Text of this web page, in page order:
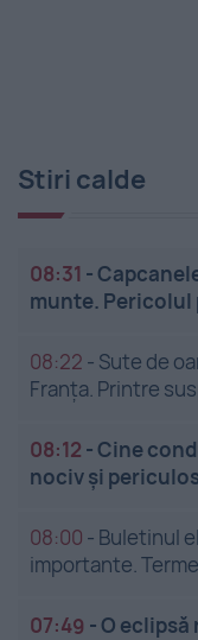
Stiri calde
08:31 -
munte. Pericolul
08:22 - Sute de
Franța. Printre
08:12 -Cine
nociv și
08:00 - Buletinul
importante.
07:49 -O eclipsă